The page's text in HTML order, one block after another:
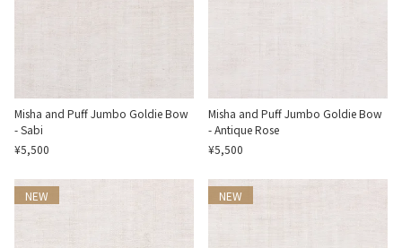
Misha and Puff Jumbo Goldie Bow
- Sabi
¥5,500
Misha and Puff Jumbo Goldie Bow
- Antique Rose
¥5,500
NEW NEW